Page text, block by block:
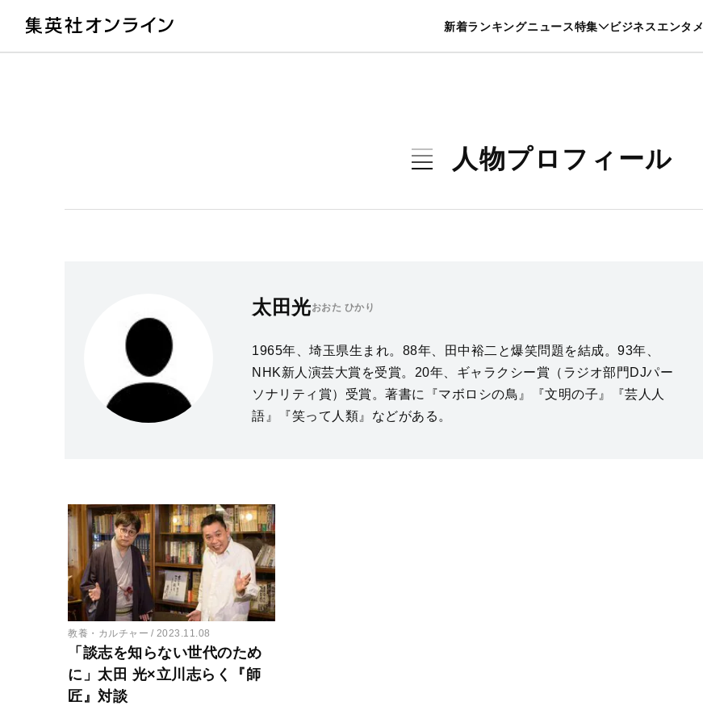
新着ランキングニュース特集 ビジネスエンタメ
暮らし スポーツ ヘルスケア 美容 グルメ
人物プロフィール
太田光おおた ひかり
1965年、埼玉県生まれ。88年、田中裕二と爆笑問題を結成。93年、
NHK新人演芸大賞を受賞。20年、ギャラクシー賞（ラジオ部門DJパー
ソナリティ賞）受賞。著書に『マボロシの鳥』『文明の子』『芸人人
語』『笑って人類』などがある。
教養・カルチャー 2023.11.08
「談志を知らない世代のため
に」太田 光×立川志らく『師
匠』対談